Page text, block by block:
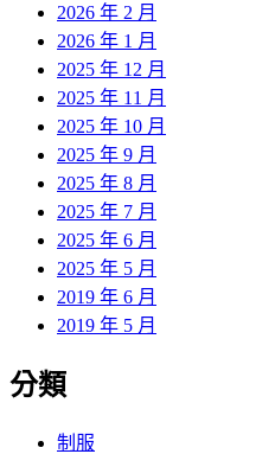
2026 年 2 月
2026 年 1 月
2025 年 12 月
2025 年 11 月
2025 年 10 月
2025 年 9 月
2025 年 8 月
2025 年 7 月
2025 年 6 月
2025 年 5 月
2019 年 6 月
2019 年 5 月
分類
制服